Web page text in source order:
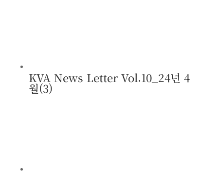
KVA News Letter Vol.10_24년 4
월(3)